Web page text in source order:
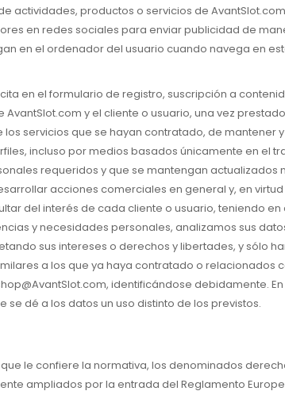
actividades, productos o servicios de
en redes sociales para enviar publicidad de
en el ordenador del usuario cuando navega en
en el formulario de registro, suscripción a
y el cliente o usuario, una vez
servicios que se hayan contratado, de mantener
incluso por medios basados únicamente en el
requeridos y que se mantengan actualizados
acciones comerciales en general y, en
del interés de cada cliente o usuario, teniendo
y necesidades personales, analizamos sus
sus intereses o derechos y libertades, y sólo
a los que ya haya contratado o relacionados
identificándose debidamente.
dé a los datos un uso distinto de los previstos.
le confiere la normativa, los denominados
ampliados por la entrada del Reglamento